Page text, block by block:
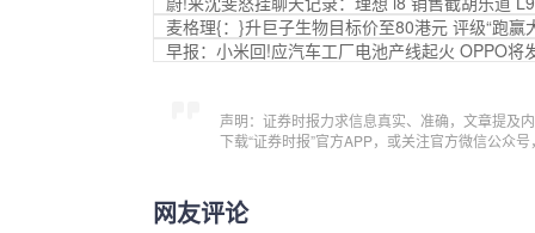
麦格理{：}升巨子生物目标价至80港元 评级“跑赢
早报：小米回!应汽车工厂电池产线起火 OPPO将
声明：证券时报力求信息真实、准确，文章提及
下载“证券时报”官方APP，或关注官方微信公众
网友评论